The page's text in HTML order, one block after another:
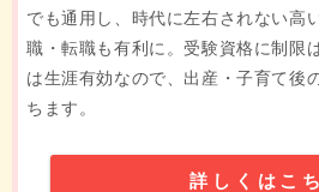
でも通用し、時代に左右されない高
職・転職も有利に。受験資格に制限
は生涯有効なので、出産・子育て後
ちます。
詳しくはこ